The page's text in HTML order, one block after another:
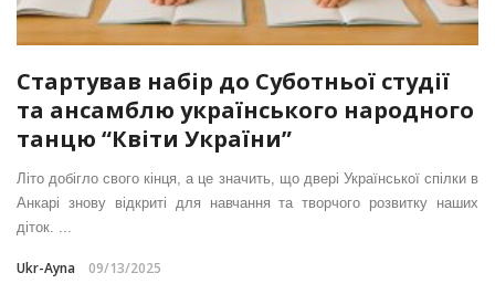
Стартував набір до Суботньої студії
та ансамблю українського народного
танцю “Квіти України”
Літо добігло свого кінця, а це значить, що двері Української спілки в
Анкарі знову відкриті для навчання та творчого розвитку наших
діток. ...
Ukr-Ayna 09/13/2025